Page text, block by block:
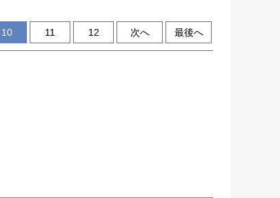
10 11 12 次へ 最後へ